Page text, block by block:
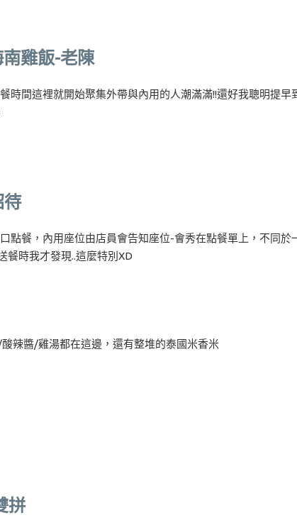
南雞飯-老陳
時間這裡就開始聚集外帶與內用的人潮滿滿!!還好我聰明提早
待
點餐，內用座位由店員會告知座位-會秀在點餐單上，不同於
餐時我才發現..這麼特別XD
辣醬/雞湯都在這邊，還有整堆的泰國米香米
拼